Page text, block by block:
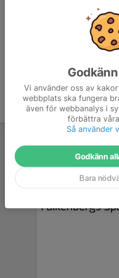
Vi använder oss av
webbplats ska fungera
även för webbanalys i
förbättra
Så använder
Godkänn
Bara